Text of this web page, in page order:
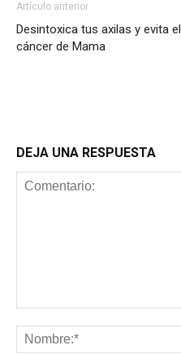
Artículo anterior
Desintoxica tus axilas y evita el
cáncer de Mama
DEJA UNA RESPUESTA